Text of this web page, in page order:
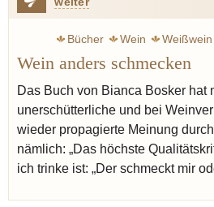
Bücher Wein Weißwein
Wein anders schmecken
Das Buch von Bianca Bosker hat
unerschütterliche und bei
wieder propagierte Meinung
nämlich: „Das höchste
ich trinke ist: „Der schmeckt mir